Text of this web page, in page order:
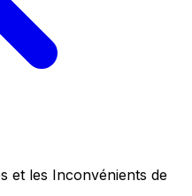
et les Inconvénients de